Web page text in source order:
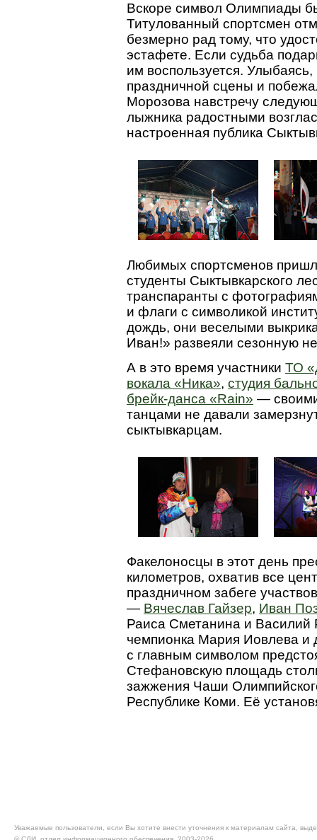
Вскоре символ Олимпиады
Титулованный спортсмен
безмерно рад тому, что
эстафете. Если судьба
им воспользуется.
праздничной сцены и
Морозова навстречу
лыжника радостными
настроенная публика
Любимых спортсменов
студенты Сыктывкарского
транспаранты с
и флаги с символикой
дождь, они веселыми
Иван!» развеяли сезонную
А в это время участники ТО
вокала «Ника», студия
брейк-данса «Rain» —
танцами не давали
сыктывкарцам.
Факелоносцы в этот день
километров, охватив все
праздничном забеге
— Вячеслав Гайзер, Иван
Раиса Сметанина и Василий
чемпионка Мария Иовлева и
с главным символом
Стефановскую площадь
зажжения Чаши
Республике Коми. Её
Уважаемые пользователи, если Вы хотите внести уточнения к материалам сайта,